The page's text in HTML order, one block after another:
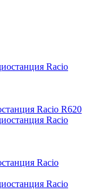
Racio R620
Racio